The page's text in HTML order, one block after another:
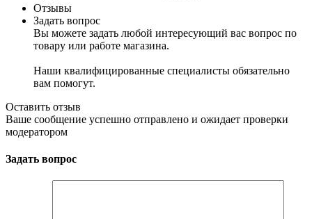
Отзывы
Задать вопрос
Вы можете задать любой интересующий вас вопрос по
товару или работе магазина.
Наши квалифицированные специалисты обязательно
вам помогут.
Оставить отзыв
Ваше сообщение успешно отправлено и ожидает проверки
модератором
Задать вопрос